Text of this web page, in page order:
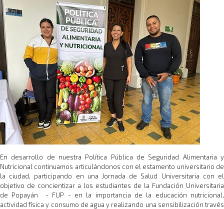
En desarrollo de nuestra Política Pública de Seguridad Alimentaria y
Nutricional continuamos articulándonos con el estamento universitario de
la ciudad, participando en una Jornada de Salud Universitaria con el
objetivo de concientizar a los estudiantes de la Fundación Universitaria
de Popayán - FUP - en la importancia de la educación nutricional,
actividad física y consumo de agua y realizando una sensibilización través